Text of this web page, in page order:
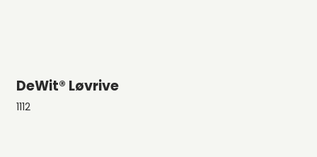
DeWit® Løvrive
1112